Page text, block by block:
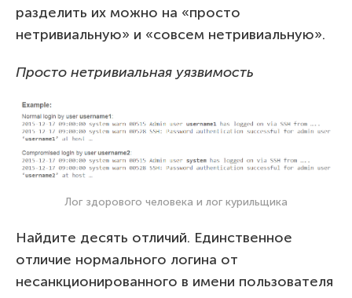
разделить их можно на «просто
нетривиальную» и «совсем нетривиальную».
Просто нетривиальная уязвимость
Лог здорового человека и лог курильщика
Найдите десять отличий. Единственное
отличие нормального логина от
несанкционированного в имени пользователя